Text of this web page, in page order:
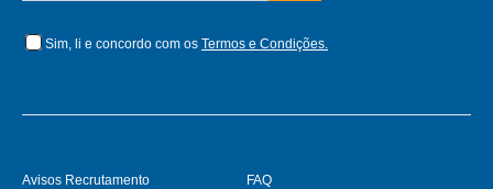
Sim, li e concordo com os Termos e Condições.
Avisos Recrutamento FAQ